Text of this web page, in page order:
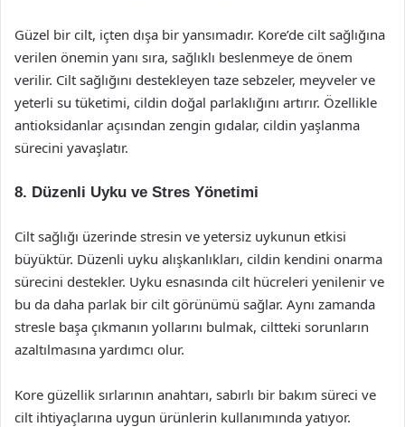
Güzel bir cilt, içten dışa bir yansımadır. Kore’de cilt sağlığına
verilen önemin yanı sıra, sağlıklı beslenmeye de önem
verilir. Cilt sağlığını destekleyen taze sebzeler, meyveler ve
yeterli su tüketimi, cildin doğal parlaklığını artırır. Özellikle
antioksidanlar açısından zengin gıdalar, cildin yaşlanma
sürecini yavaşlatır.
8. Düzenli Uyku ve Stres Yönetimi
Cilt sağlığı üzerinde stresin ve yetersiz uykunun etkisi
büyüktür. Düzenli uyku alışkanlıkları, cildin kendini onarma
sürecini destekler. Uyku esnasında cilt hücreleri yenilenir ve
bu da daha parlak bir cilt görünümü sağlar. Aynı zamanda
stresle başa çıkmanın yollarını bulmak, ciltteki sorunların
azaltılmasına yardımcı olur.
Kore güzellik sırlarının anahtarı, sabırlı bir bakım süreci ve
cilt ihtiyaçlarına uygun ürünlerin kullanımında yatıyor.